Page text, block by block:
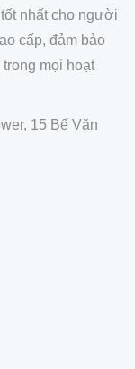
nhất cho người
cấp, đảm bảo
mọi hoạt
15 Bế Văn